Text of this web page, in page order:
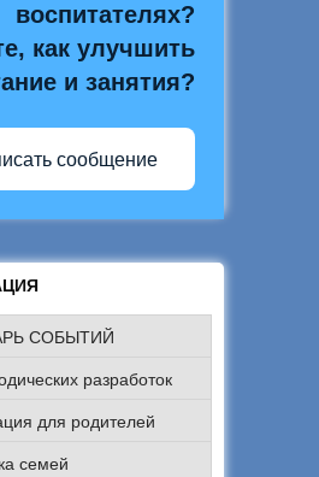
воспитателях?
как улучшить
и занятия?
сообщение
СОБЫТИЙ
разработок
для родителей
семей